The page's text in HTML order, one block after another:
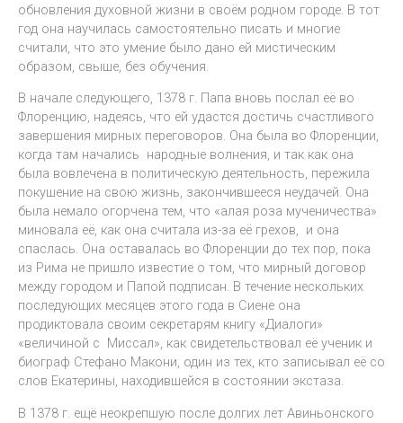
обновления духовной жизни в своём родном городе. В тот
год она научилась самостоятельно писать и многие
считали, что это умение было дано ей мистическим
образом, свыше, без обучения.
В начале следующего, 1378 г. Папа вновь послал её во
Флоренцию, надеясь, что ей удастся достичь счастливого
завершения мирных переговоров. Она была во Флоренции,
когда там начались народные волнения, и так как она
была вовлечена в политическую деятельность, пережила
покушение на свою жизнь, закончившееся неудачей. Она
была немало огорчена тем, что «алая роза мученичества»
миновала её, как она считала из-за её грехов, и она
спаслась. Она оставалась во Флоренции до тех пор, пока
из Рима не пришло известие о том, что мирный договор
между городом и Папой подписан. В течение нескольких
последующих месяцев этого года в Сиене она
продиктовала своим секретарям книгу «Диалоги»
«величиной с Миссал», как свидетельствовал её ученик и
биограф Стефано Макони, один из тех, кто записывал её со
слов Екатерины, находившейся в состоянии экстаза.
В 1378 г. ещё неокрепшую после долгих лет Авиньонского